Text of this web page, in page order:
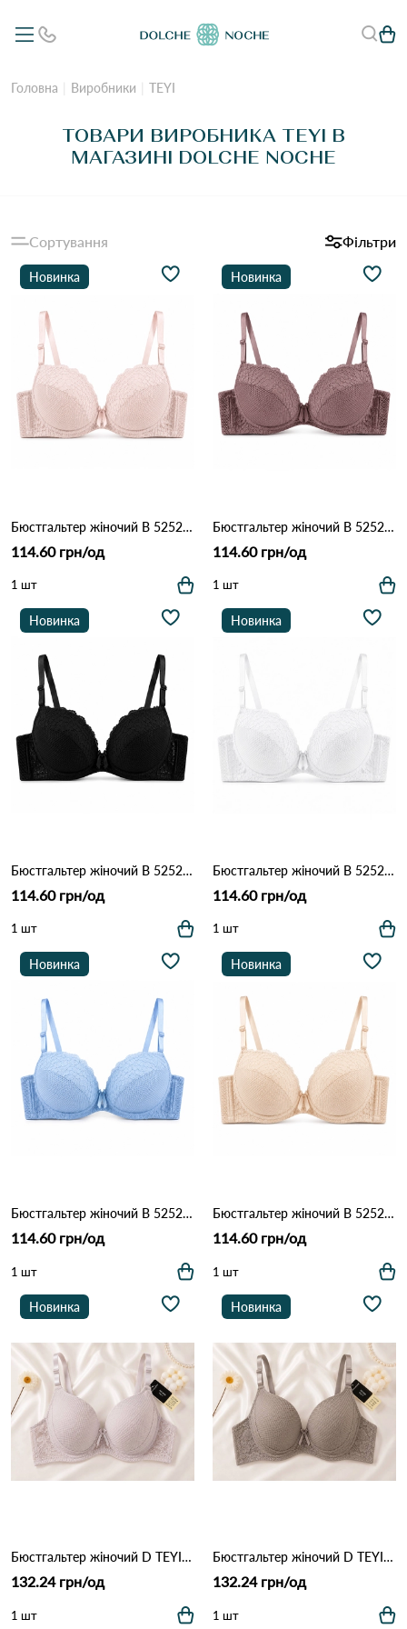
Головна Виробники TEYI
ТОВАРИ ВИРОБНИКА TEYI В
МАГАЗИНІ DOLCHE NOCHE
Сортування Фільтри
Новинка
Бюстгальтер жіночий B 5252 Пудра
114.60 грн/од
1 шт
Новинка
Бюстгальтер жіночий B 5252 Кофейний
114.60 грн/од
1 шт
Новинка
Бюстгальтер жіночий B 5252 Чорний
114.60 грн/од
1 шт
Новинка
Бюстгальтер жіночий B 5252 Білий
114.60 грн/од
1 шт
Новинка
Бюстгальтер жіночий B 5252 Голубий
114.60 грн/од
1 шт
Новинка
Бюстгальтер жіночий B 5252 Бежевий
114.60 грн/од
1 шт
Новинка
Бюстгальтер жіночий D TEYI 5257 Пудра
132.24 грн/од
1 шт
Новинка
Бюстгальтер жіночий D TEYI 5257 Кофейний
132.24 грн/од
1 шт